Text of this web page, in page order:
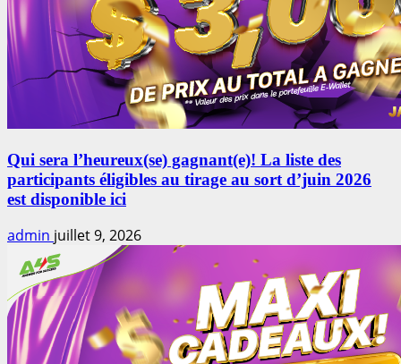
Qui sera l’heureux(se) gagnant(e)! La liste des
participants éligibles au tirage au sort d’juin 2026
est disponible ici
admin juillet 9, 2026